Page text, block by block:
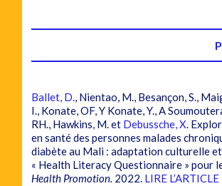
Ballet, D., Nientao, M., Besançon, S.,
I., Konate, OF, Y Konate, Y., A
RH., Hawkins, M. et Debussche, X.
en santé des personnes malades
diabète au Mali : adaptation culturelle
« Health Literacy Questionnaire » pour
Health Promotion. 2022. LIRE L’ARTICLE